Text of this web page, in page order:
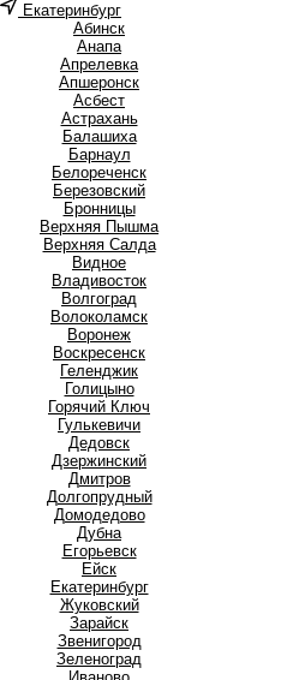
Екатеринбург
Абинск
Анапа
Апрелевка
Апшеронск
Асбест
Астрахань
Балашиха
Барнаул
Белореченск
Березовский
Бронницы
Верхняя Пышма
Верхняя Салда
Видное
Владивосток
Волгоград
Волоколамск
Воронеж
Воскресенск
Геленджик
Голицыно
Горячий Ключ
Гулькевичи
Дедовск
Дзержинский
Дмитров
Долгопрудный
Домодедово
Дубна
Егорьевск
Ейск
Екатеринбург
Жуковский
Зарайск
Звенигород
Зеленоград